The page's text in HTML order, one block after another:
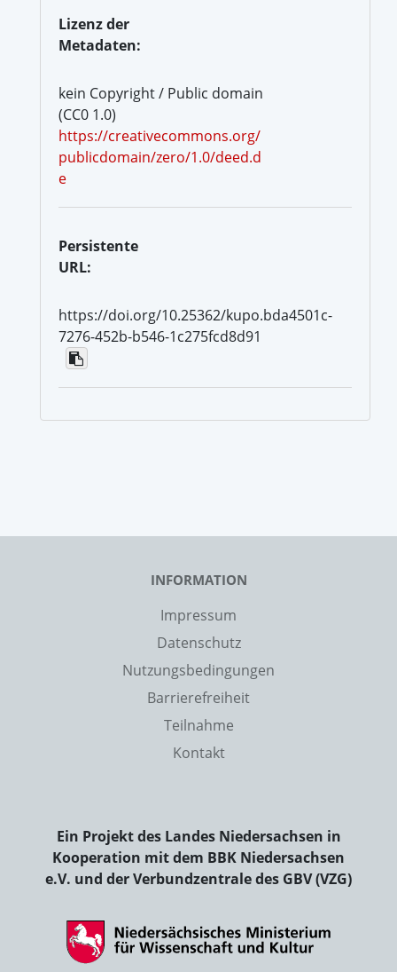
Lizenz der
Metadaten:
kein Copyright / Public domain
(CC0 1.0)
https://creativecommons.org/
publicdomain/zero/1.0/deed.d
e
Persistente
URL:
https://doi.org/10.25362/kupo.bda4501c-
7276-452b-b546-1c275fcd8d91
INFORMATION
Impressum
Datenschutz
Nutzungsbedingungen
Barrierefreiheit
Teilnahme
Kontakt
Ein Projekt des Landes Niedersachsen in
Kooperation mit dem BBK Niedersachsen
e.V. und der Verbundzentrale des GBV (VZG)